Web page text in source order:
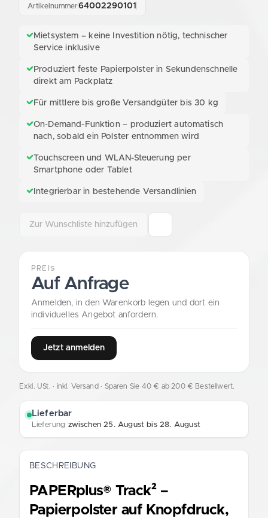
Artikelnummer64002290101
Mietsystem – keine Investition nötig, technischer
Service inklusive
Produziert feste Papierpolster in Sekundenschnelle
direkt am Packplatz
Für mittlere bis große Versandgüter bis 30 kg
On-Demand-Funktion – produziert automatisch
nach, sobald ein Polster entnommen wird
Touchscreen und WLAN-Steuerung per
Smartphone oder Tablet
Integrierbar in bestehende Versandlinien
Zur Wunschliste hinzufügen
PREIS
Auf Anfrage
Anmelden, in den Warenkorb legen und dort ein
individuelles Angebot anfordern.
Jetzt anmelden
Exkl. USt. · inkl. Versand · Sparen Sie 40 € ab 200 € Bestellwert.
Lieferbar
Lieferung zwischen 25. August bis 28. August
BESCHREIBUNG
PAPERplus® Track² –
Papierpolster auf Knopfdruck,